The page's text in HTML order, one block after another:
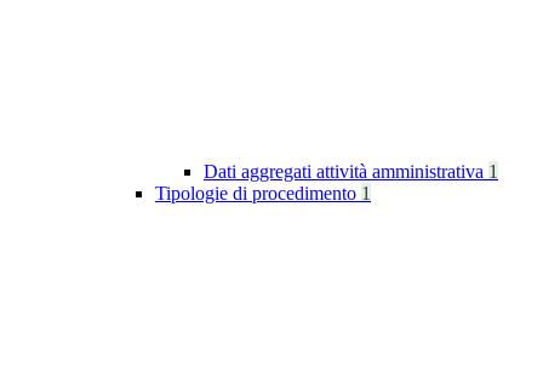
Dati aggregati attività amministrativa 1
Tipologie di procedimento 1